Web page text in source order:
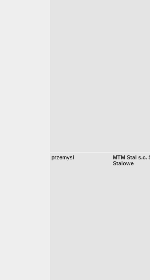
przemysł
MTM Stal s.c.
Stalowe